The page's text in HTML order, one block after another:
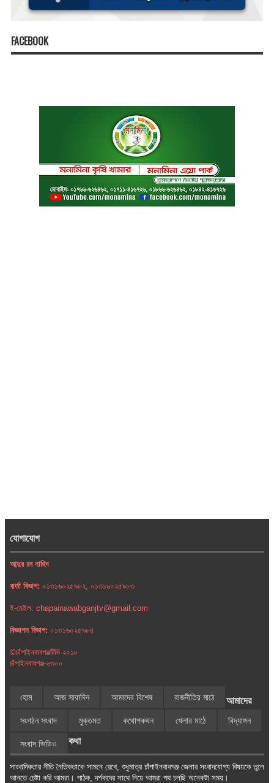
FACEBOOK
যোগাযোগ
আব্দুর রব নাহিদ
বার্তা বিভাগ: ০১৩১৬০২৫৯৮২, ০১৩১৬০২৫৯৮৩
ই-মেইল: chapainawabganjtv@gmail.com
বিজ্ঞাপন বিভাগ: ০১৩১৬০২৫৯৮৪
©চাঁপাইনবাবগঞ্জটিভি ২০১৮
চাঁপাইনবাবগঞ্জ-৬৩০০
হোম আজ সারাদিন আমাদের বিশেষ রাজনীতির মাঠে
সংগঠন সংবাদ মুক্তমত কথোপকথন খেলার মাঠে বিদ্যাঙ্গন
সংবাদ ভিডিও
আমাদের
কথা
সাংবাদিকতার নীতি নৈতিকতাকে সামনে রেখে, শুধুমাত্র চাঁপাইনবাবগঞ্জ জেলার সংবাদযোগ্য বিষয়কে তুলে
আনতে চেষ্টা করি আমরা। পাঠক, দর্শকদের সাথে নিয়ে আমরা পথ চলছি অনেকটা সময়।